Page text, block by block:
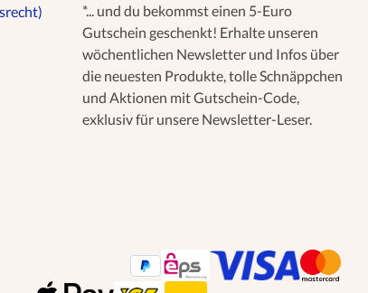
*... und du bekommst einen 5-Euro
Gutschein geschenkt! Erhalte unseren
wöchentlichen Newsletter und Infos über
die neuesten Produkte, tolle Schnäppchen
und Aktionen mit Gutschein-Code,
exklusiv für unsere Newsletter-Leser.